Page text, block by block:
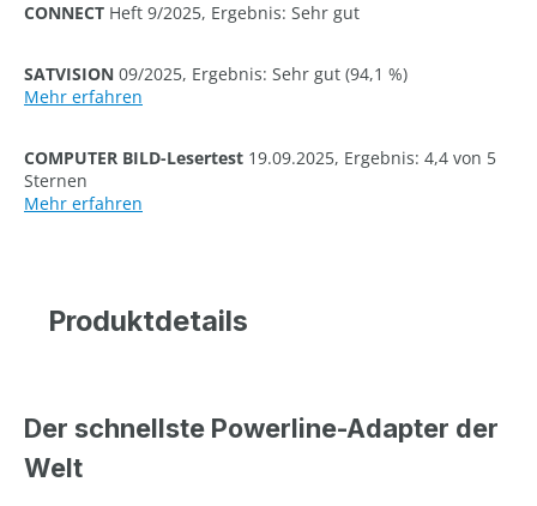
CONNECT Heft 9/2025, Ergebnis: Sehr gut
SATVISION 09/2025, Ergebnis: Sehr gut (94,1 %)
Mehr erfahren
COMPUTER BILD-Lesertest 19.09.2025, Ergebnis: 4,4 von 5
Sternen
Mehr erfahren
Produktdetails
Der schnellste Powerline-Adapter der
Welt